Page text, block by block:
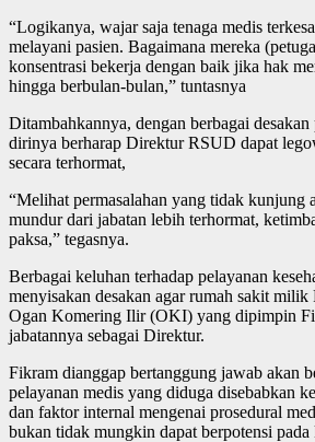
“Logikanya, wajar saja tenaga medis
melayani pasien. Bagaimana mereka
konsentrasi bekerja dengan baik jika hak
hingga berbulan-bulan,” tuntasnya
Ditambahkannya, dengan berbagai
dirinya berharap Direktur RSUD dapat
secara terhormat,
“Melihat permasalahan yang tidak kunjung
mundur dari jabatan lebih terhormat,
paksa,” tegasnya.
Berbagai keluhan terhadap pelayanan
menyisakan desakan agar rumah sakit milik
Ogan Komering Ilir (OKI) yang dipimpin
jabatannya sebagai Direktur.
Fikram dianggap bertanggung jawab akan
pelayanan medis yang diduga disebabkan
dan faktor internal mengenai prosedural
bukan tidak mungkin dapat berpotensi pada